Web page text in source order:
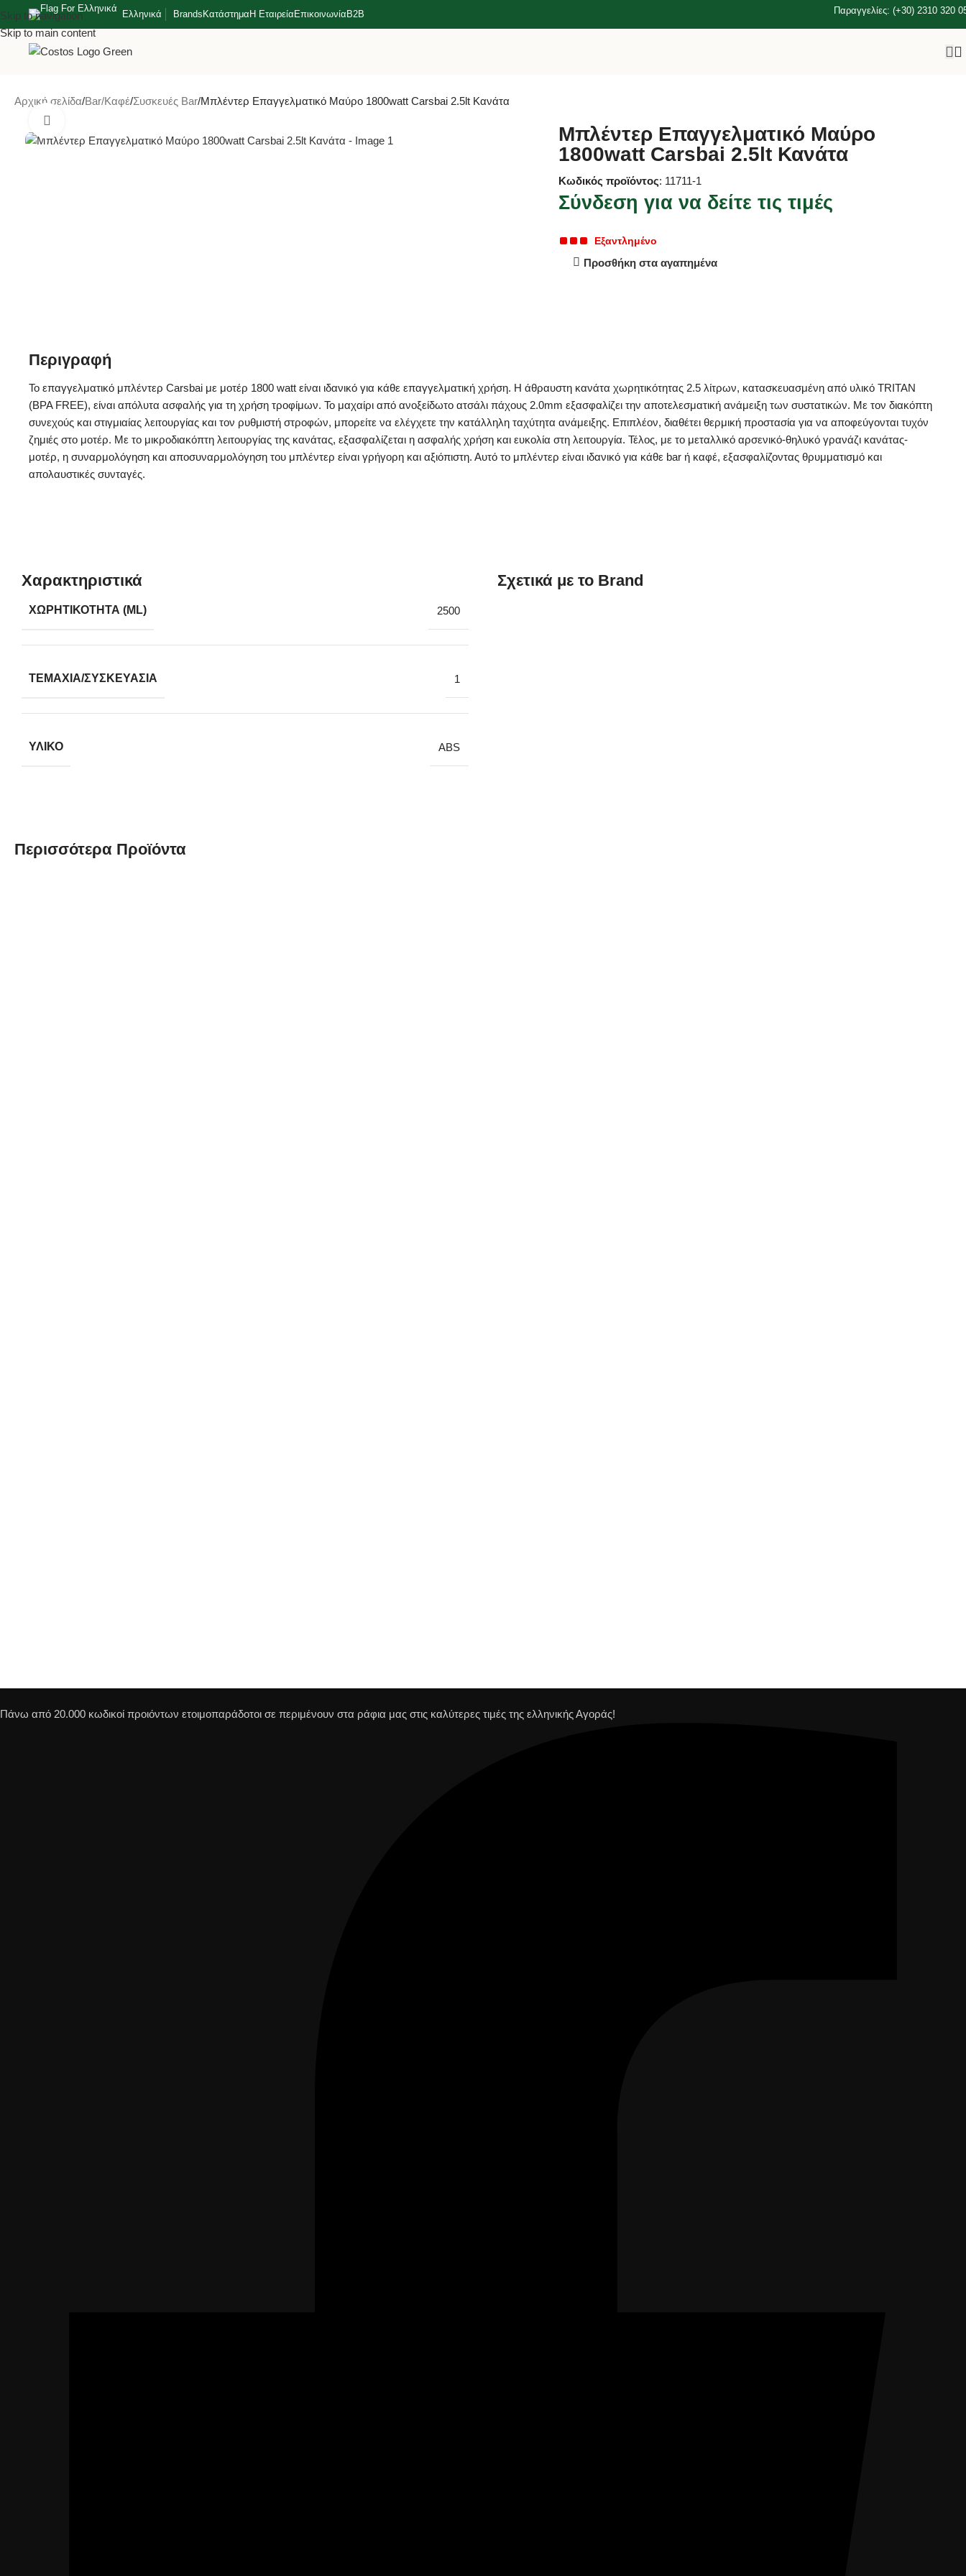
Skip to navigation
Skip to main content
Ελληνικά Brands Κατάστημα Η Εταιρεία Επικοινωνία B2B Παραγγελίες: (+30) 2310 320
Αρχική σελίδα Bar/Καφέ Συσκευές Bar Μπλέντερ Επαγγελματικό Μαύρο 1800watt Carsbai 2.5lt Κανάτα
Μπλέντερ Επαγγελματικό Μαύρο
1800watt Carsbai 2.5lt Κανάτα
Κωδικός προϊόντος: 11711-1
Σύνδεση για να δείτε τις τιμές
Εξαντλημένο
Προσθήκη στα αγαπημένα
Περιγραφή
Το επαγγελματικό μπλέντερ Carsbai με μοτέρ 1800 watt είναι ιδανικό για κάθε επαγγελματική χρήση. Η άθραυστη κανάτα χωρητικότητας 2.5 λίτρων, κατασκευασμένη από υλικό TRITAN
(BPA FREE), είναι απόλυτα ασφαλής για τη χρήση τροφίμων. Το μαχαίρι από ανοξείδωτο ατσάλι πάχους 2.0mm εξασφαλίζει την αποτελεσματική ανάμειξη των συστατικών. Με τον διακόπτη
συνεχούς και στιγμιαίας λειτουργίας και τον ρυθμιστή στροφών, μπορείτε να ελέγχετε την κατάλληλη ταχύτητα ανάμειξης. Επιπλέον, διαθέτει θερμική προστασία για να αποφεύγονται τυχόν
ζημιές στο μοτέρ. Με το μικροδιακόπτη λειτουργίας της κανάτας, εξασφαλίζεται η ασφαλής χρήση και ευκολία στη λειτουργία. Τέλος, με το μεταλλικό αρσενικό-θηλυκό γρανάζι κανάτας-
μοτέρ, η συναρμολόγηση και αποσυναρμολόγηση του μπλέντερ είναι γρήγορη και αξιόπιστη. Αυτό το μπλέντερ είναι ιδανικό για κάθε bar ή καφέ, εξασφαλίζοντας θρυμματισμό και
απολαυστικές συνταγές.
Χαρακτηριστικά
ΧΩΡΗΤΙΚΌΤΗΤΑ (ML) 2500
ΤΕΜΆΧΙΑ/ΣΥΣΚΕΥΑΣΊΑ 1
ΥΛΙΚΌ ABS
Σχετικά με το Brand
Περισσότερα Προϊόντα
Πάνω από 20.000 κωδικοί προιόντων ετοιμοπαράδοτοι σε περιμένουν στα ράφια μας στις καλύτερες τιμές της ελληνικής Αγοράς!